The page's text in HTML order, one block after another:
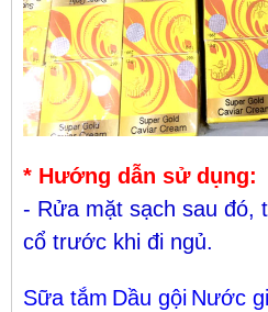
* Hướng dẫn sử dụng:
- Rửa mặt sạch sau đó, t
cổ trước khi đi ngủ.
Sữa tắm Dầu gội Nước